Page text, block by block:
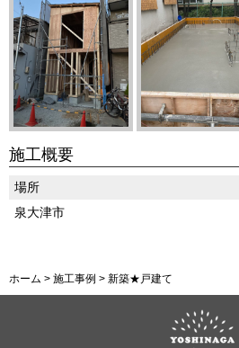
施工概要
場所
泉大津市
ホーム > 施工事例 > 新築★戸建て